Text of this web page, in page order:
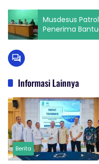
Musdesus
Penerima
Informasi Lainnya
Berita